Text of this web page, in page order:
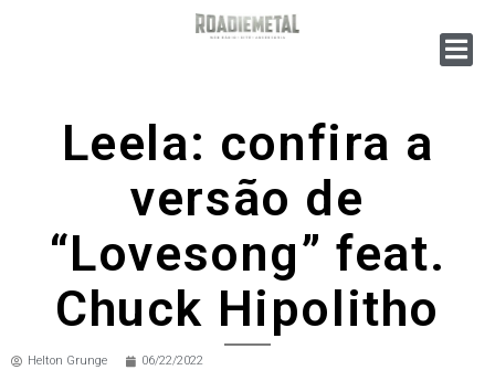
Leela: confira a
versão de
“Lovesong” feat.
Chuck Hipolitho
Helton Grunge 06/22/2022